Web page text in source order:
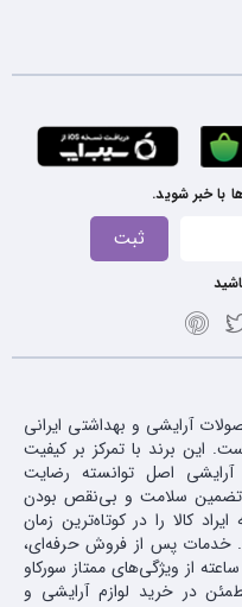
با خبر شوید.
ثبت
آرایشی و بهداشتی ایرانی
است. این برند با تمرکز بر کیفیت
آرایشی اصل توانسته رضایت
تضمین سلامت و بی‌نقص بودن
کالا را در کوتاه‌ترین زمان
خدمات پس از فروش حرفه‌ای،
تخصصی خرید، و پشتیبانی ۲۴ ساعته از ویژگی‌های ممتاز سورکاو
در خرید لوازم آرایشی و